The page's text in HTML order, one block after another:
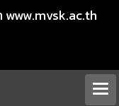
www.mvsk.ac.th